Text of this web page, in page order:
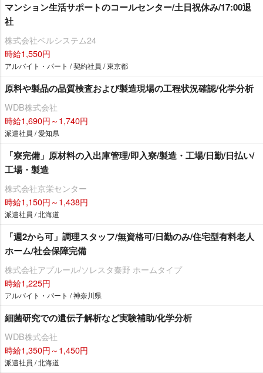
マンション生活サポートのコールセンター/土日祝休み/17:00退
社
株式会社ベルシステム24
時給1,550円
アルバイト・パート / 契約社員 / 東京都
原料や製品の品質検査および製造現場の工程状況確認/化学分析
WDB株式会社
時給1,690円～1,740円
派遣社員 / 愛知県
「寮完備」原材料の入出庫管理/即入寮/製造・工場/日勤/日払い/
工場・製造
株式会社京栄センター
時給1,150円～1,438円
派遣社員 / 北海道
「週2から可」調理スタッフ/無資格可/日勤のみ/住宅型有料老人
ホーム/社会保障完備
株式会社アプルール/ソレスタ秦野 ホームタイプ
時給1,225円
アルバイト・パート / 神奈川県
細菌研究での遺伝子解析など実験補助/化学分析
WDB株式会社
時給1,350円～1,450円
派遣社員 / 北海道